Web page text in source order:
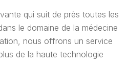
qui suit de près toutes les
le domaine de la médecine
nous offrons un service
de la haute technologie